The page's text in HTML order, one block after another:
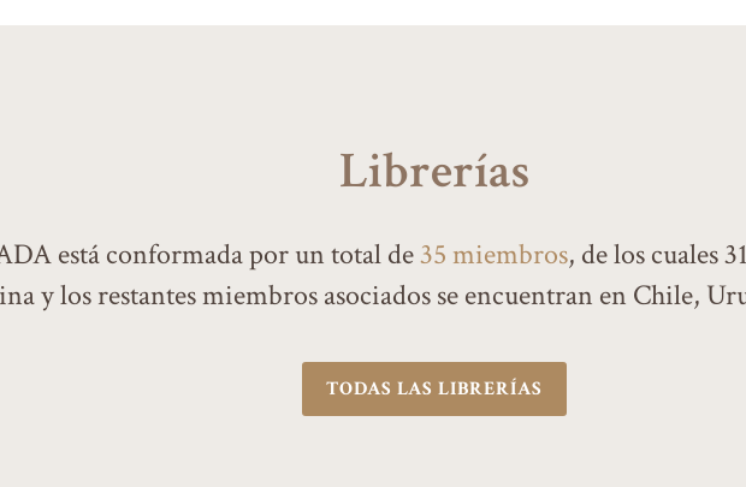
Librerías
está conformada por un total de35 miembros, de los cuales
y los restantes miembros asociados se encuentran en Chile,
TODAS LAS LIBRERÍAS